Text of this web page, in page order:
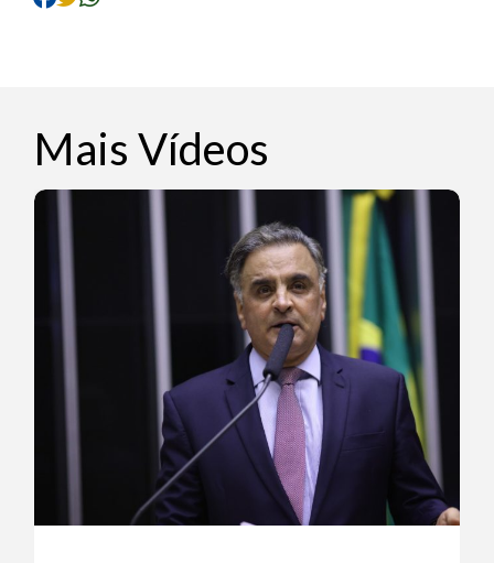
Mais Vídeos